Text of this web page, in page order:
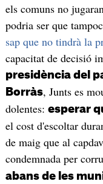
els comuns no
podria ser que
sap que no tindrà la
capacitat de decisió
presidència del
Borràs, Junts es
dolentes: esperar
el cost d'escoltar
de maig que al
condemnada per
abans de les